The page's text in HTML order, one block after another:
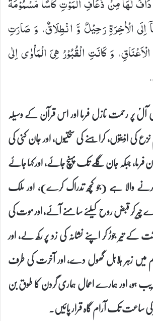
اِلَى الْاٰخِرَةِ رَحِیْلٌ وَّ انْطِلَاقٌ، وَ صَارَتِ
وَ كَانَتِ الْقُبُوْرُ هِیَ الْمَاْوٰى اِلٰى
آلؑ پر رحمت نازل فرما اور اس قرآن کے وسیلہ
اذیتوں، کراہنے کی سختیوں، اور جان کنی کی
فرما، جبکہ جان گلے تک پہنچ جائے، اور کہا جائے
والا ہے (جو کچھ تدراک کرے)، اور ملک
کر قبض روح کیلئے سامنے آئے، اور موت کی
تیر جوڑ کر اپنے نشانہ کی زد پر رکھ لے، اور
زہر ہلاہل گھول دے، اور آخرت کی طرف
ہو، اور ہمارے اعمال ہماری گردن کا طوق بن
کی ساعت تک آرام گاہ قرار پائیں۔